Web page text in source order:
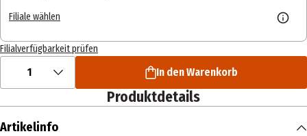
Filiale wählen
Filialverfügbarkeit prüfen
1 In den Warenkorb
Produktdetails
Artikelinfo